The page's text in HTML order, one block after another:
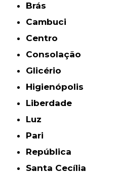
Brás
Cambuci
Centro
Consolação
Glicério
Higienópolis
Liberdade
Luz
Pari
República
Santa Cecília